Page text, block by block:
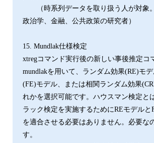
（時系列データを取り扱う人が対象。
政治学、金融、公共政策の研究者）
15. Mundlak仕様検定
xtregコマンド実行後の新しい事後推定コ
mundlakを用いて、ランダム効果(RE)モ
(FE)モデル、または相関ランダム効果
れかを選択可能です。ハウスマン検定と
ラック検定を実施するためにREモデルと
を適合させる必要はありません。必要な
す。